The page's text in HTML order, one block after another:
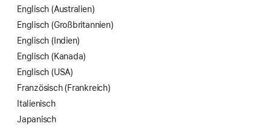
Englisch (Australien)
Englisch (Großbritannien)
Englisch (Indien)
Englisch (Kanada)
Englisch (USA)
Französisch (Frankreich)
Italienisch
Japanisch